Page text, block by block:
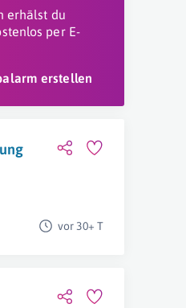
erhälst du
per E-
erstellen
vor 30+ T